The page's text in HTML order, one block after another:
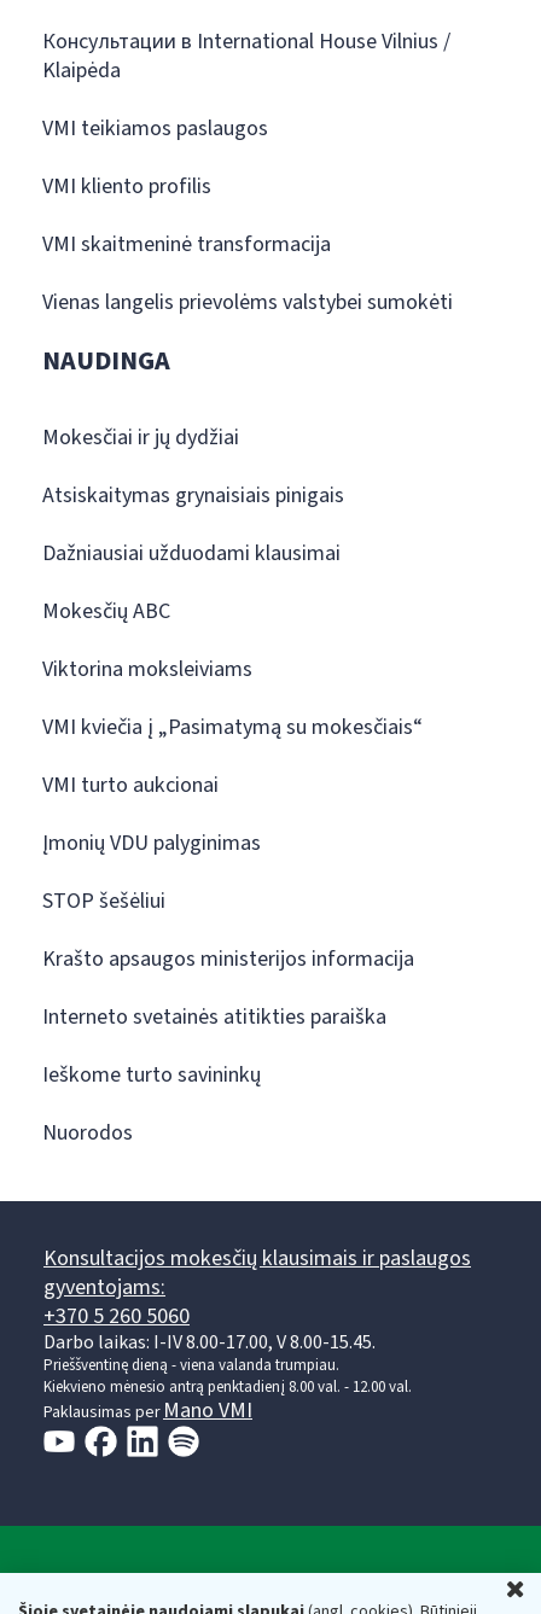
Консультации в International House Vilnius /
Klaipėda
VMI teikiamos paslaugos
VMI kliento profilis
VMI skaitmeninė transformacija
Vienas langelis prievolėms valstybei sumokėti
NAUDINGA
Mokesčiai ir jų dydžiai
Atsiskaitymas grynaisiais pinigais
Dažniausiai užduodami klausimai
Mokesčių ABC
Viktorina moksleiviams
VMI kviečia į „Pasimatymą su mokesčiais“
VMI turto aukcionai
Įmonių VDU palyginimas
STOP šešėliui
Krašto apsaugos ministerijos informacija
Interneto svetainės atitikties paraiška
Ieškome turto savininkų
Nuorodos
Konsultacijos mokesčių klausimais ir paslaugos
gyventojams:
+370 5 260 5060
Darbo laikas: I-IV 8.00-17.00, V 8.00-15.45.
Prieššventinę dieną - viena valanda trumpiau.
Kiekvieno mėnesio antrą penktadienį 8.00 val. - 12.00 val.
Paklausimas per Mano VMI